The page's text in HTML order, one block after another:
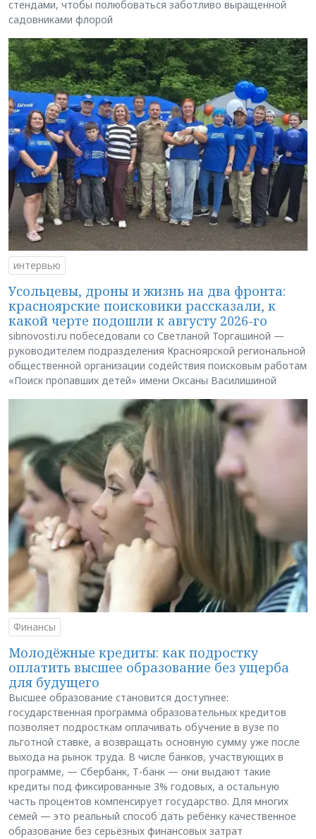
стендами, чтобы полюбоваться заботливо выращенной
садовниками флорой
интервью
Усольцевы, дроны и жизнь на два фронта:
красноярские поисковики рассказали, к
какой черте подошли к августу 2026-го
sibnovosti.ru побеседовали со Светланой Торгашиной —
руководителем подразделения Красноярской региональной
общественной организации содействия поисковым работам
«Поиск пропавших детей» имени Оксаны Василишиной
Финансы
Молодёжные кредиты: как подростку
оплатить высшее образование без ущерба
для будущего
Высшее образование становится доступнее:
государственная программа образовательных кредитов
позволяет подросткам оплачивать обучение в вузе по
льготной ставке, а возвращать основную сумму уже после
выхода на рынок труда. В числе банков, участвующих в
программе, — Сбербанк, Т-банк — они выдают такие
кредиты под фиксированные 3% годовых, а остальную
часть процентов компенсирует государство. Для многих
семей — это реальный способ дать ребёнку качественное
образование без серьёзных финансовых затрат